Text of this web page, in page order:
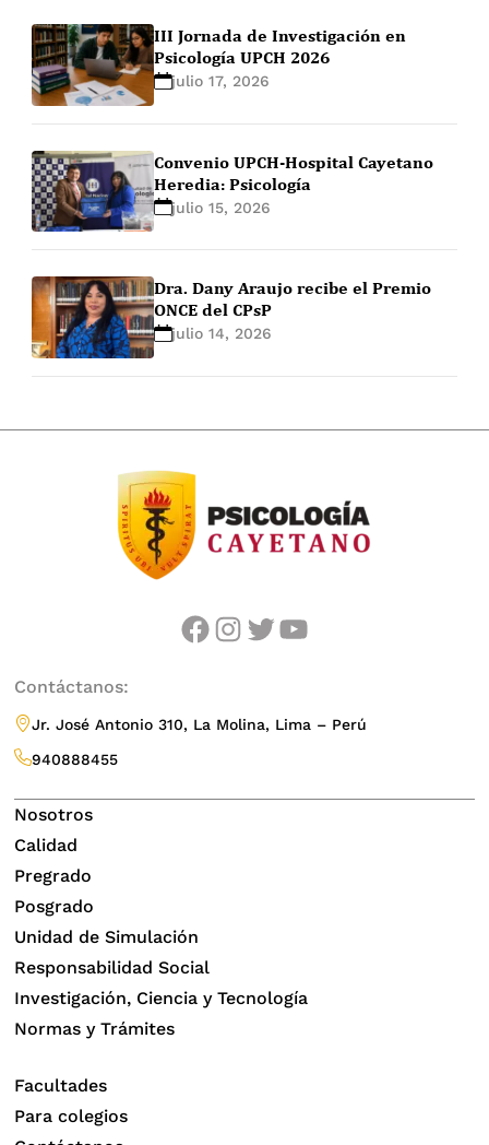
III Jornada de Investigación en
Psicología UPCH 2026
julio 17, 2026
Convenio UPCH-Hospital Cayetano
Heredia: Psicología
julio 15, 2026
Dra. Dany Araujo recibe el Premio
ONCE del CPsP
julio 14, 2026
facebook instagram twitter youtube
Contáctanos:
Jr. José Antonio 310, La Molina, Lima – Perú
940888455
Nosotros
Calidad
Pregrado
Posgrado
Unidad de Simulación
Responsabilidad Social
Investigación, Ciencia y Tecnología
Normas y Trámites
Facultades
Para colegios